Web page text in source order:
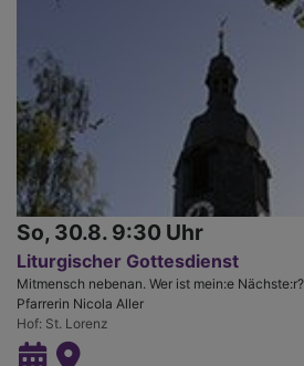
So, 30.8. 9:30 Uhr
Liturgischer Gottesdienst
Mitmensch nebenan. Wer ist mein:e Nächste:r?
Pfarrerin Nicola Aller
Hof St. Lorenz